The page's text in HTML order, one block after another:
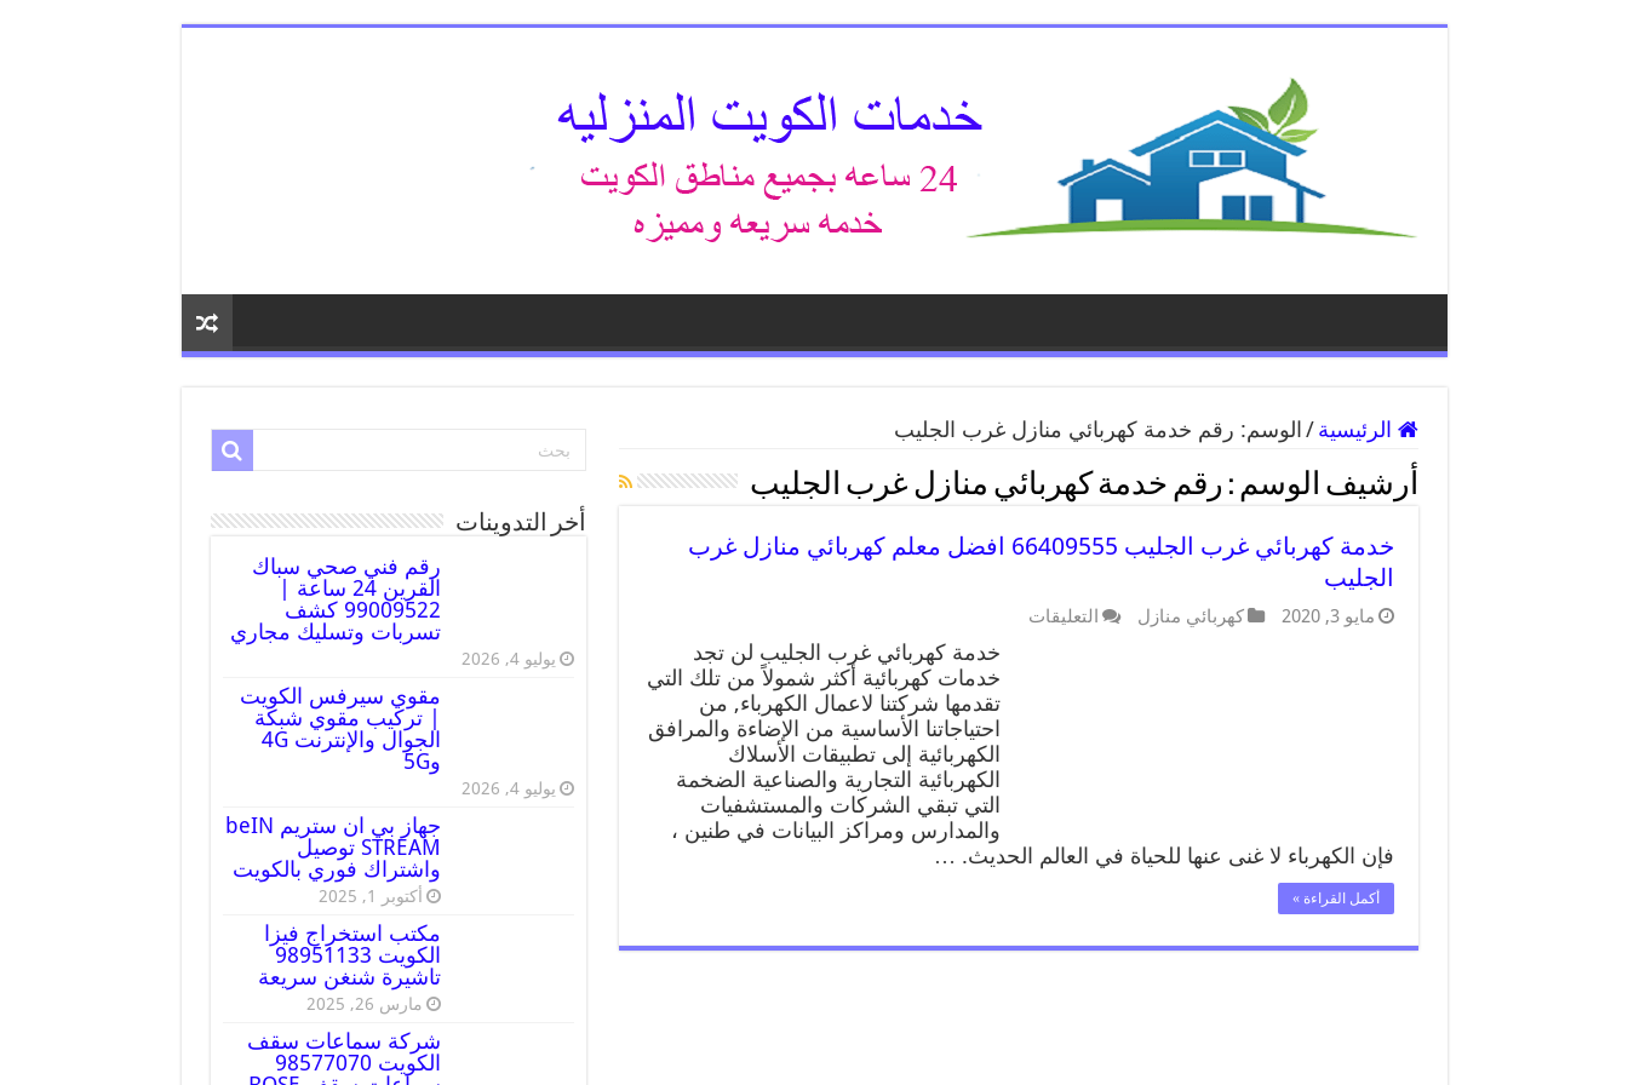
الرئيسية / الوسم: رقم خدمة كهربائي منازل غرب الجليب
أرشيف الوسم : رقم خدمة كهربائي منازل غرب الجليب
خدمة كهربائي غرب الجليب 66409555 افضل معلم كهربائي منازل غرب
الجليب
مايو 3, 2020 كهربائي منازل التعليقات
خدمة كهربائي غرب الجليب لن تجد
خدمات كهربائية أكثر شمولاً من تلك التي
تقدمها شركتنا لاعمال الكهرباء, من
احتياجاتنا الأساسية من الإضاءة والمرافق
الكهربائية إلى تطبيقات الأسلاك
الكهربائية التجارية والصناعية الضخمة
التي تبقي الشركات والمستشفيات
والمدارس ومراكز البيانات في طنين ،
فإن الكهرباء لا غنى عنها للحياة في العالم الحديث. …
أكمل القراءة »
أخر التدوينات
رقم فني صحي سباك
القرين 24 ساعة |
99009522 كشف
تسربات وتسليك مجاري
يوليو 4, 2026
مقوي سيرفس الكويت
| تركيب مقوي شبكة
الجوال والإنترنت 4G
و5G
يوليو 4, 2026
جهاز بي ان ستريم beIN
STREAM توصيل
واشتراك فوري بالكويت
أكتوبر 1, 2025
مكتب استخراج فيزا
الكويت 98951133
تاشيرة شنغن سريعة
مارس 26, 2025
شركة سماعات سقف
الكويت 98577070